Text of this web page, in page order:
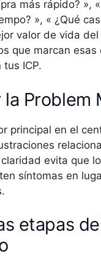
más rápido? »,
», « ¿Qué
valor de vida del
que marcan esas
ICP.
la Problem
principal en el
evita que
síntomas en
etapas